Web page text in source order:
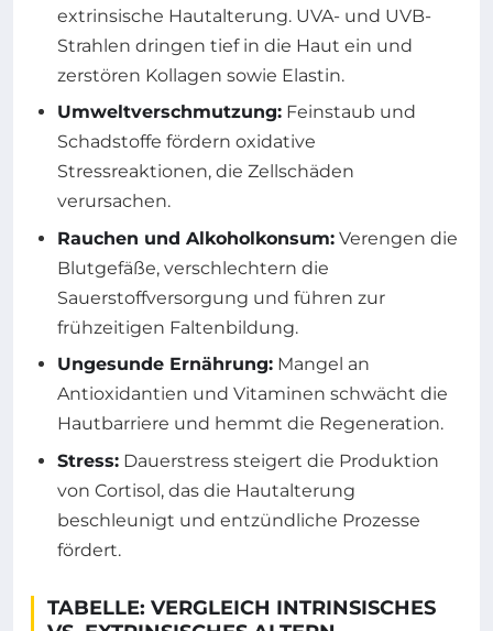
extrinsische Hautalterung. UVA- und UVB-
Strahlen dringen tief in die Haut ein und
zerstören Kollagen sowie Elastin.
Umweltverschmutzung: Feinstaub und
Schadstoffe fördern oxidative
Stressreaktionen, die Zellschäden
verursachen.
Rauchen und Alkoholkonsum: Verengen die
Blutgefäße, verschlechtern die
Sauerstoffversorgung und führen zur
frühzeitigen Faltenbildung.
Ungesunde Ernährung: Mangel an
Antioxidantien und Vitaminen schwächt die
Hautbarriere und hemmt die Regeneration.
Stress: Dauerstress steigert die Produktion
von Cortisol, das die Hautalterung
beschleunigt und entzündliche Prozesse
fördert.
TABELLE: VERGLEICH INTRINSISCHES